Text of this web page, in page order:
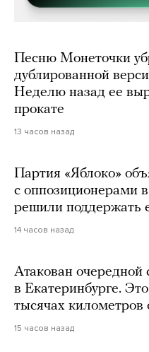
Песню Монеточки
дублированной
Неделю назад ее
прокате
13 часов назад
Партия «Яблоко»
с оппозиционерами
решили поддержать
14 часов назад
Атакован
в Екатеринбурге.
тысячах километров
15 часов назад